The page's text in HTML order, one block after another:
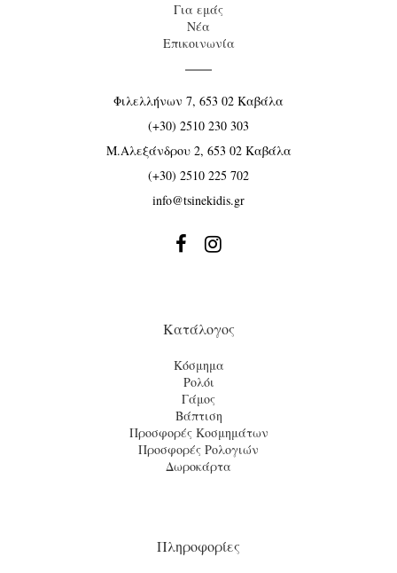
Για εμάς
Νέα
Επικοινωνία
Φιλελλήνων 7, 653 02 Καβάλα
(+30) 2510 230 303
Μ.Αλεξάνδρου 2, 653 02 Καβάλα
(+30) 2510 225 702
info@tsinekidis.gr
 
Κατάλογος
Κόσμημα
Ρολόι
Γάμος
Βάπτιση
Προσφορές Κοσμημάτων
Προσφορές Ρολογιών
Δωροκάρτα
Πληροφορίες